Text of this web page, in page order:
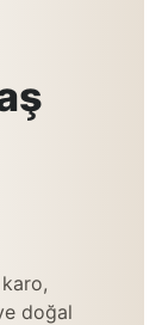
doğal